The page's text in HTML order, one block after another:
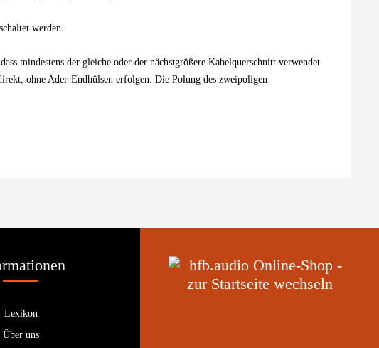
werden.
mindestens der gleiche oder der nächstgrößere Kabelquerschnitt verwendet
ohne Ader-Endhülsen erfolgen. Die Polung des zweipoligen
Lexikon
Über uns